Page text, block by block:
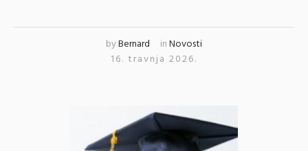
byBernard inNovosti
16. travnja 2026.